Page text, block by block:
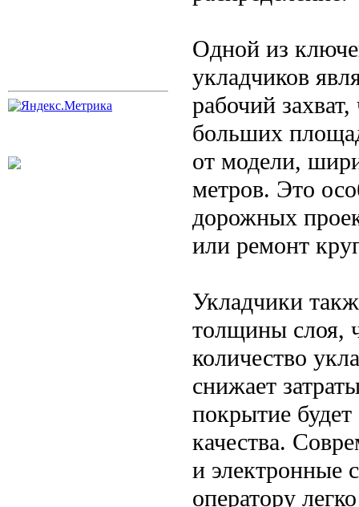
Одной из
укладчиков
рабочий
больших
от модели,
метров. Это
дорожных
или ремонт
Укладчики
толщины слоя,
количество
снижает
покрытие будет
качества.
и электронные
оператору